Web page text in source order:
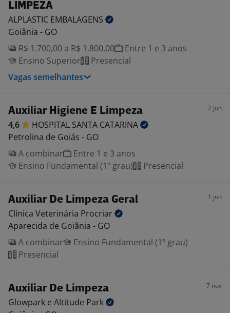
LIMPEZA
ALPLASTIC EMBALAGENS
Goiânia - GO
R$ 1.700,00 a R$ 1.800,00
Entre 1 e 3 anos
Ensino Superior
Presencial
Vagas semelhantes
Auxiliar Higiene E Limpeza 2 jun
4,6 HOSPITAL SANTA CATARINA
Petrolina de Goiás - GO
A combinar
Entre 1 e 3 anos
Ensino Fundamental (1º grau)
Presencial
Auxiliar De Limpeza Geral 1 jun
Clínica Veterinária Procriar
Aparecida de Goiânia - GO
A combinar
Ensino Fundamental (1º grau)
Presencial
Auxiliar De Limpeza 7 nov
Glowpark e Altitude Park